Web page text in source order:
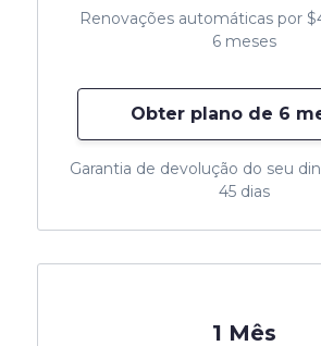
1 Mês
Renovações automáticas por
6 meses
Obter plano de 6
Garantia de devolução do seu
45 dias